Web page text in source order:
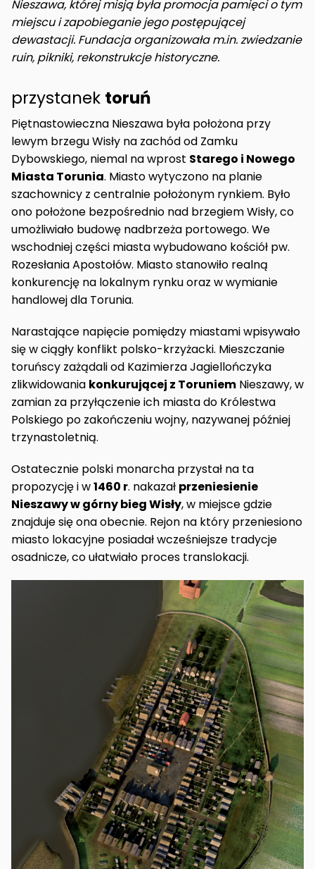
Nieszawa, której misją była promocja pamięci o tym
miejscu i zapobieganie jego postępującej
dewastacji. Fundacja organizowała m.in. zwiedzanie
ruin, pikniki, rekonstrukcje historyczne.
przystanek toruń
Piętnastowieczna Nieszawa była położona przy
lewym brzegu Wisły na zachód od Zamku
Dybowskiego, niemal na wprost Starego i Nowego
Miasta Torunia. Miasto wytyczono na planie
szachownicy z centralnie położonym rynkiem. Było
ono położone bezpośrednio nad brzegiem Wisły, co
umożliwiało budowę nadbrzeża portowego. We
wschodniej części miasta wybudowano kościół pw.
Rozesłania Apostołów. Miasto stanowiło realną
konkurencję na lokalnym rynku oraz w wymianie
handlowej dla Torunia.
Narastające napięcie pomiędzy miastami wpisywało
się w ciągły konflikt polsko-krzyżacki. Mieszczanie
toruńscy zażądali od Kazimierza Jagiellończyka
zlikwidowania konkurującej z Toruniem Nieszawy, w
zamian za przyłączenie ich miasta do Królestwa
Polskiego po zakończeniu wojny, nazywanej później
trzynastoletnią.
Ostatecznie polski monarcha przystał na ta
propozycję i w1460 r. nakazał przeniesienie
Nieszawy w górny bieg Wisły, w miejsce gdzie
znajduje się ona obecnie. Rejon na który przeniesiono
miasto lokacyjne posiadał wcześniejsze tradycje
osadnicze, co ułatwiało proces translokacji.